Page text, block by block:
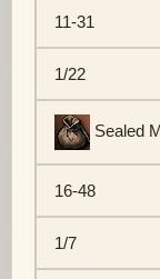
11-31
1/22
Sealed
16-48
1/7